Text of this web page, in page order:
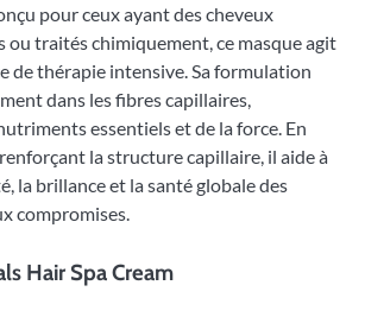
pour ceux ayant des cheveux
ou traités chimiquement, ce masque agit
de thérapie intensive. Sa formulation
dans les fibres capillaires,
essentiels et de la force. En
la structure capillaire, il aide à
la brillance et la santé globale des
compromises.
Hair Spa Cream